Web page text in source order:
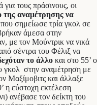
τους πράσινους, οι
της αναμέτρησης να
σημείωσε τρία γκολ σε
άμεσα στην
με τον Μούντρικ να νικά
σέντρα του Φέλιξ να
το άλλο και στο 55’ ο
γκολ στην αναμέτρηση με
Μαξίμοβιτς και άλλαξε
η εύστοχη εκτέλεση
ανέβασε τον δείκτη του